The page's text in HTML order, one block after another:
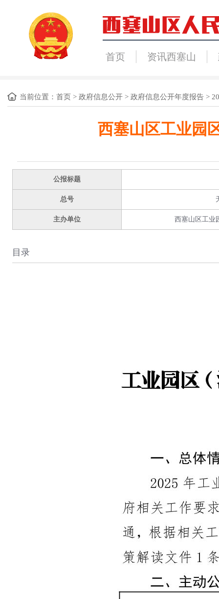
首页 资讯西塞山
当前位置： 首页 > 政府信息公开 > 政府信息公开年度报告 >
西塞山区工业园
公报标题
总号
主办单位 西塞山区工业
目录